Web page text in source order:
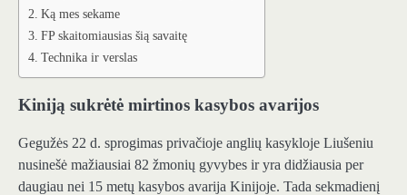
Ką mes sekame
FP skaitomiausias šią savaitę
Technika ir verslas
Kiniją sukrėtė mirtinos kasybos avarijos
Gegužės 22 d. sprogimas privačioje anglių kasykloje Liušeniu
nusinešė mažiausiai 82 žmonių gyvybes ir yra didžiausia per
daugiau nei 15 metų kasybos avarija Kinijoje. Tada sekmadienį